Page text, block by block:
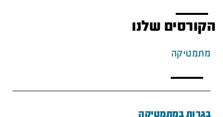
הקורסים שלנו
מתמטיקה
בגרות במתמטיקה